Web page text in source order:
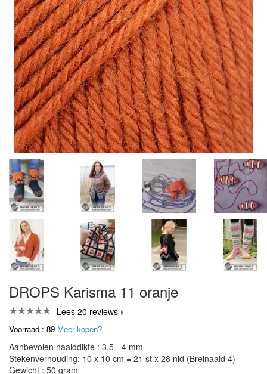
DROPS Karisma 11 oranje
Lees 20 reviews
Voorraad : 89 Meer kopen?
Aanbevolen naalddikte : 3,5 - 4 mm
Stekenverhouding: 10 x 10 cm = 21 st x 28 nld (Breinaald 4)
Gewicht : 50 gram